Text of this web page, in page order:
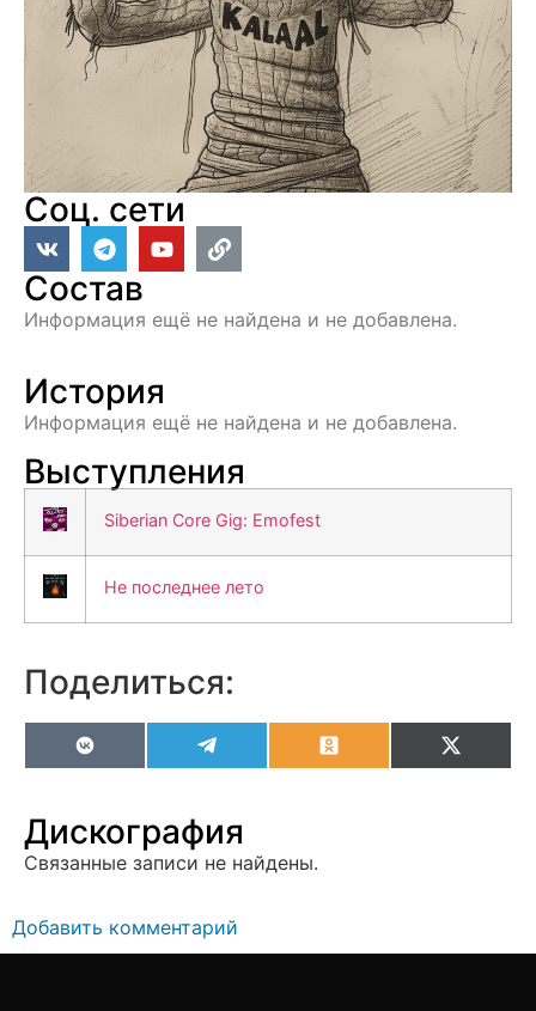
Соц. сети
Состав
Информация ещё не найдена и не добавлена.
История
Информация ещё не найдена и не добавлена.
Выступления
Siberian Core Gig: Emofest
Не последнее лето
Поделиться:
VK OdnoklassnikiX
Дискография
Связанные записи не найдены.
Добавить комментарий